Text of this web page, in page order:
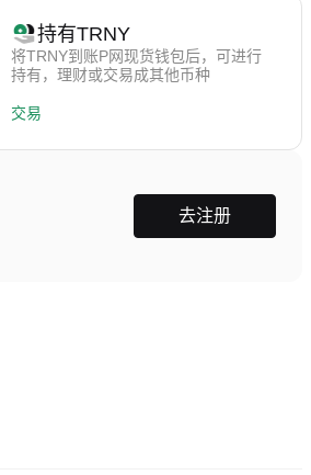
持有TRNY
将TRNY到账P网现货钱包后，可进行
持有，理财或交易成其他币种
交易
去注册